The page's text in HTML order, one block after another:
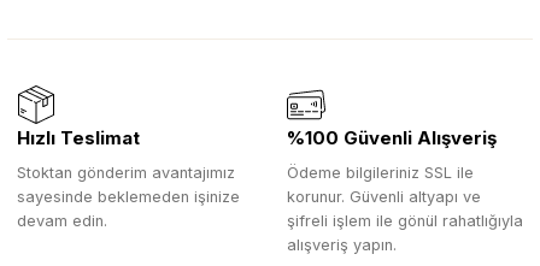
Hızlı Teslimat
Stoktan gönderim avantajımız
sayesinde beklemeden işinize
devam edin.
%100 Güvenli Alışveriş
Ödeme bilgileriniz SSL ile
korunur. Güvenli altyapı ve
şifreli işlem ile gönül rahatlığıyla
alışveriş yapın.